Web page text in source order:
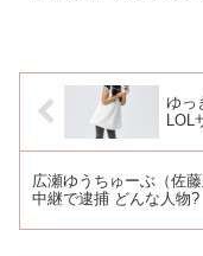
ゆっ
LOL
広瀬ゆうちゅーぶ（佐
中継で逮捕 どんな人物?